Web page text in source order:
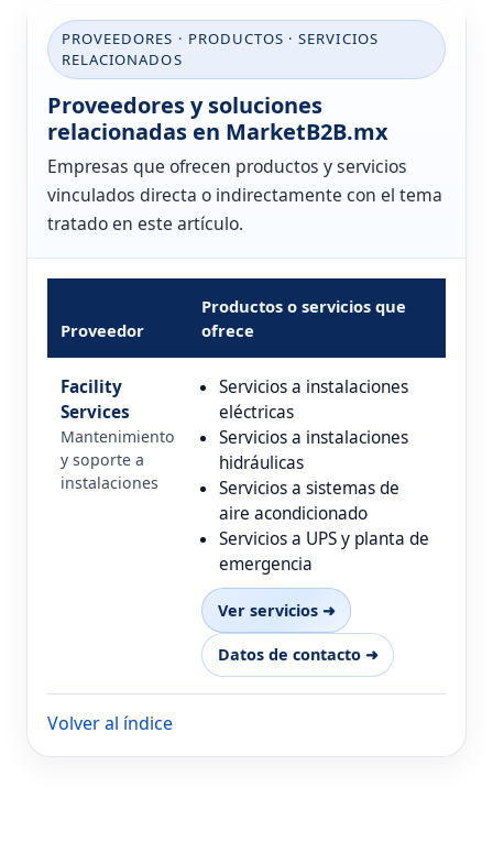
PROVEEDORES · PRODUCTOS · SERVICIOS
RELACIONADOS
Proveedores y soluciones
relacionadas en MarketB2B.mx
Empresas que ofrecen productos y servicios
vinculados directa o indirectamente con el tema
tratado en este artículo.
Proveedor
Productos o servicios que
ofrece
Facility
Services
Mantenimiento
y soporte a
instalaciones
Servicios a instalaciones
eléctricas
Servicios a instalaciones
hidráulicas
Servicios a sistemas de
aire acondicionado
Servicios a UPS y planta de
emergencia
Ver servicios ➜
Datos de contacto ➜
Volver al índice